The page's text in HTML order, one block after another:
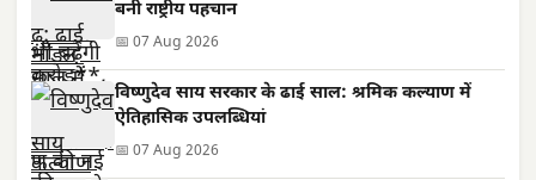
बनी राष्ट्रीय पहचान
📅 07 Aug 2026
विष्णुदेव साय सरकार के ढाई साल: श्रमिक कल्याण में
ऐतिहासिक उपलब्धियां
📅 07 Aug 2026